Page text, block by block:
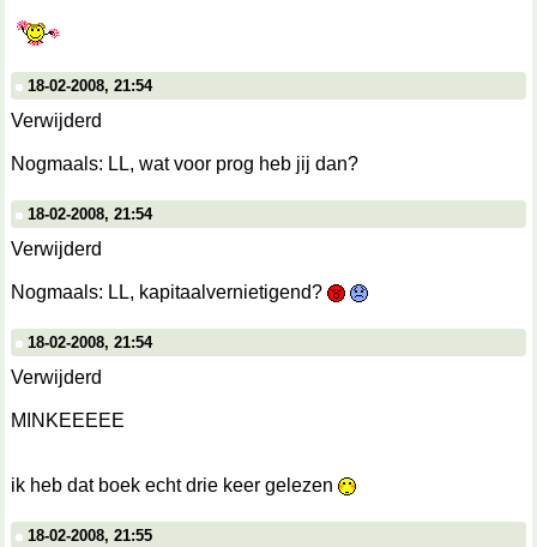
18-02-2008, 21:54
Verwijderd
Nogmaals: LL, wat voor prog heb jij dan?
18-02-2008, 21:54
Verwijderd
Nogmaals: LL, kapitaalvernietigend?
18-02-2008, 21:54
Verwijderd
MINKEEEEE
ik heb dat boek echt drie keer gelezen
18-02-2008, 21:55